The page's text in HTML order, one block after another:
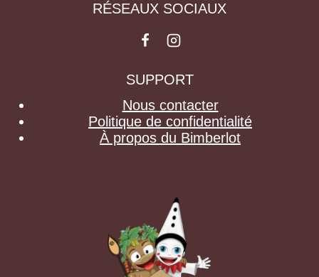
RÉSEAUX SOCIAUX
SUPPORT
Nous contacter
Politique de confidentialité
À propos du Bimberlot